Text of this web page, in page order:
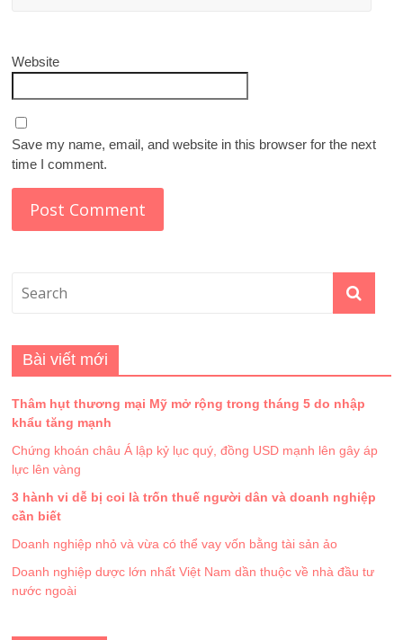
Website
Save my name, email, and website in this browser for the next
time I comment.
Bài viết mới
Thâm hụt thương mại Mỹ mở rộng trong tháng 5 do nhập
khẩu tăng mạnh
Chứng khoán châu Á lập kỷ lục quý, đồng USD mạnh lên gây áp
lực lên vàng
3 hành vi dễ bị coi là trốn thuế người dân và doanh nghiệp
cần biết
Doanh nghiệp nhỏ và vừa có thể vay vốn bằng tài sản ảo
Doanh nghiệp dược lớn nhất Việt Nam dần thuộc về nhà đầu tư
nước ngoài